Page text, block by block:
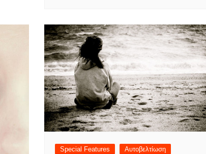
Special Features
Αυτοβελτίωση